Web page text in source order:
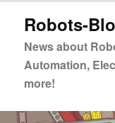
primären
springen
sekundären
springen
Robots-
News about
Automation,
more!